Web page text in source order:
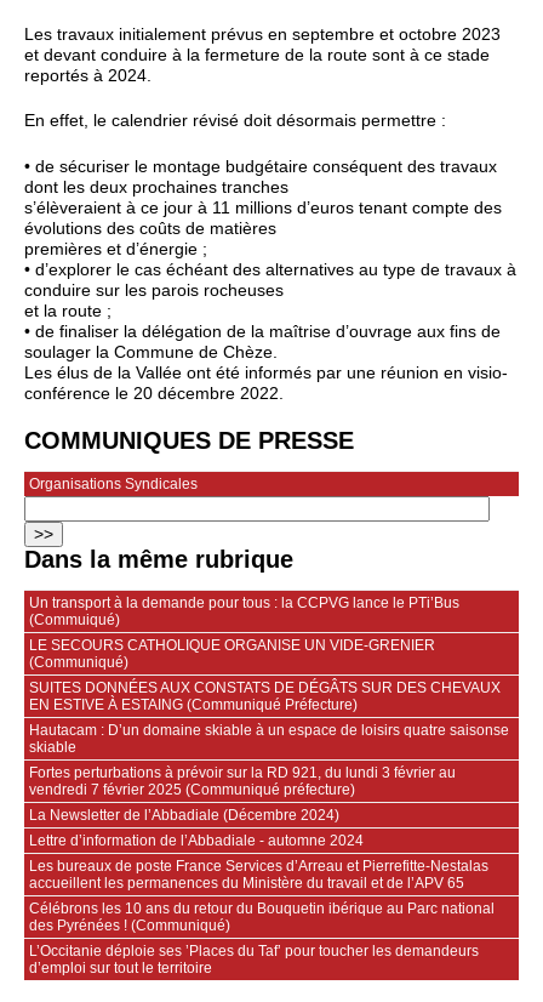
Les travaux initialement prévus en septembre et octobre 2023
et devant conduire à la fermeture de la route sont à ce stade
reportés à 2024.
En effet, le calendrier révisé doit désormais permettre :
• de sécuriser le montage budgétaire conséquent des travaux
dont les deux prochaines tranches
s’élèveraient à ce jour à 11 millions d’euros tenant compte des
évolutions des coûts de matières
premières et d’énergie ;
• d’explorer le cas échéant des alternatives au type de travaux à
conduire sur les parois rocheuses
et la route ;
• de finaliser la délégation de la maîtrise d’ouvrage aux fins de
soulager la Commune de Chèze.
Les élus de la Vallée ont été informés par une réunion en visio-
conférence le 20 décembre 2022.
COMMUNIQUES DE PRESSE
Organisations Syndicales
Dans la même rubrique
Un transport à la demande pour tous : la CCPVG lance le PTi’Bus
(Commuiqué)
LE SECOURS CATHOLIQUE ORGANISE UN VIDE-GRENIER
(Communiqué)
SUITES DONNÉES AUX CONSTATS DE DÉGÂTS SUR DES CHEVAUX
EN ESTIVE À ESTAING (Communiqué Préfecture)
Hautacam : D’un domaine skiable à un espace de loisirs quatre saisonse
skiable
Fortes perturbations à prévoir sur la RD 921, du lundi 3 février au
vendredi 7 février 2025 (Communiqué préfecture)
La Newsletter de l’Abbadiale (Décembre 2024)
Lettre d’information de l’Abbadiale - automne 2024
Les bureaux de poste France Services d’Arreau et Pierrefitte-Nestalas
accueillent les permanences du Ministère du travail et de l’APV 65
Célébrons les 10 ans du retour du Bouquetin ibérique au Parc national
des Pyrénées ! (Communiqué)
L’Occitanie déploie ses ’Places du Taf’ pour toucher les demandeurs
d’emploi sur tout le territoire